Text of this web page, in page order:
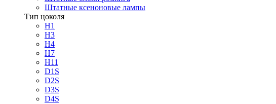
Штатные ксеноновые лампы
Тип цоколя
H1
H3
H4
H7
H11
D1S
D2S
D3S
D4S